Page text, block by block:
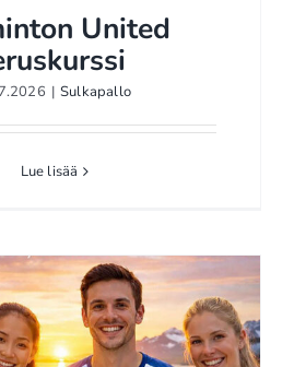
United
| Sulkapallo
Lue lisää